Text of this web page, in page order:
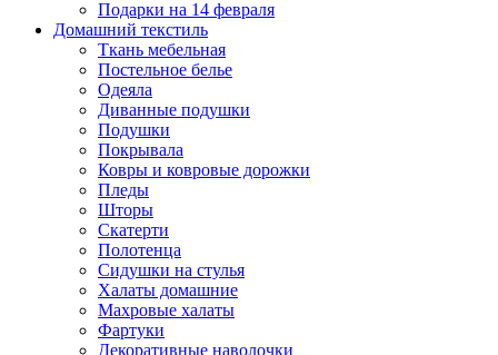
Подарки на 14 февраля
Домашний текстиль
Ткань мебельная
Постельное белье
Одеяла
Диванные подушки
Подушки
Покрывала
Ковры и ковровые дорожки
Пледы
Шторы
Скатерти
Полотенца
Сидушки на стулья
Халаты домашние
Махровые халаты
Фартуки
Декоративные наволочки